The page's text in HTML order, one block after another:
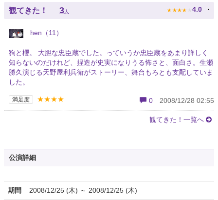
観てきた！ 3人 ★ ★ ★ ★ ★ 4.0
hen（11）
狗と櫻。 大胆な忠臣蔵でした。っていうか忠臣蔵をあまり詳しく
知らないのだけれど、捏造が史実になりうる怖さと、面白さ。生瀬
勝久演じる天野屋利兵衛がストーリー、舞台もろとも支配していま
した。
満足度 ★★★★ 0 2008/12/28 02:55
観てきた！一覧へ
公演詳細
期間 2008/12/25 (木) ～ 2008/12/25 (木)